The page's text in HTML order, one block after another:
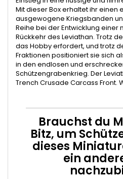
Mit dieser Box erhaltet ihr einen
ausgewogene Kriegsbanden
Reihe bei der Entwicklung einer
Rückkehr des Leviathan. Trotz
das Hobby erfordert, und trotz
Fraktionen positioniert sie sich
in den endlosen und
Schützengrabenkrieg. Der
Trench Crusade Carcass Front.
Brauchst du
Bitz, um
dieses
ein